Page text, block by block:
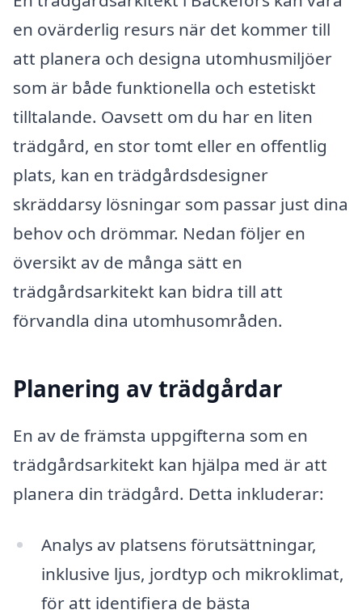
en ovärderlig resurs när det kommer till
att planera och designa utomhusmiljöer
som är både funktionella och estetiskt
tilltalande. Oavsett om du har en liten
trädgård, en stor tomt eller en offentlig
plats, kan en trädgårdsdesigner
skräddarsy lösningar som passar just dina
behov och drömmar. Nedan följer en
översikt av de många sätt en
trädgårdsarkitekt kan bidra till att
förvandla dina utomhusområden.
Planering av trädgårdar
En av de främsta uppgifterna som en
trädgårdsarkitekt kan hjälpa med är att
planera din trädgård. Detta inkluderar:
Analys av platsens förutsättningar,
inklusive ljus, jordtyp och mikroklimat,
för att identifiera de bästa